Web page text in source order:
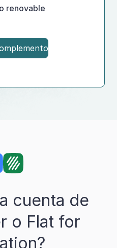
renovable
cuenta de
o Flat for